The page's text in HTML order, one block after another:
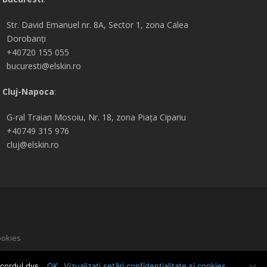
Str. David Emanuel nr. 8A, Sector 1, zona Calea
Dorobanți
+40720 155 055
bucuresti@elskin.ro
Cluj-Napoca:
G-ral Traian Mosoiu, Nr. 18, zona Piața Cipariu
+40749 315 976
cluj@elskin.ro